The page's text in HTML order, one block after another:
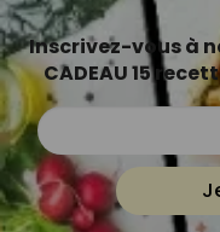
Inscrivez-vous à
CADEAU 15